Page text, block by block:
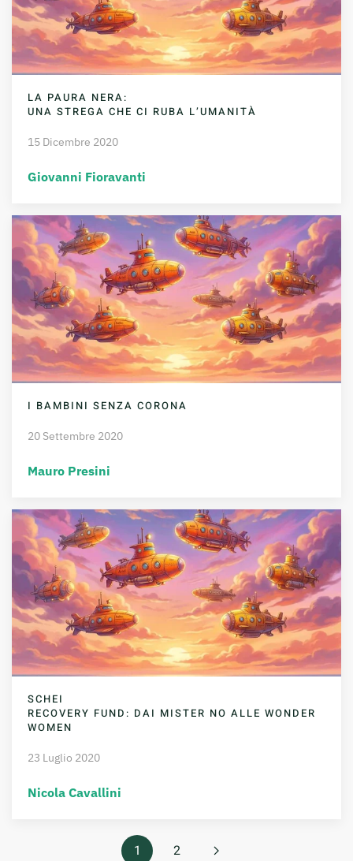
LA PAURA NERA:
UNA STREGA CHE CI RUBA L’UMANITÀ
15 Dicembre 2020
Giovanni Fioravanti
I BAMBINI SENZA CORONA
20 Settembre 2020
Mauro Presini
SCHEI
RECOVERY FUND: DAI MISTER NO ALLE WONDER
WOMEN
23 Luglio 2020
Nicola Cavallini
1 2